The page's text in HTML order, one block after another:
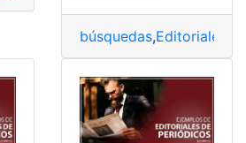
búsquedas,Editoriales